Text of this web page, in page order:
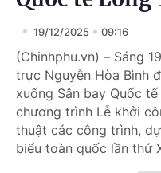
19/12/2025 09:16
(Chinhphu.vn) – Sáng
trực Nguyễn Hòa Bình
xuống Sân bay Quốc
chương trình Lễ khởi
thuật các công trình,
biểu toàn quốc lần thứ